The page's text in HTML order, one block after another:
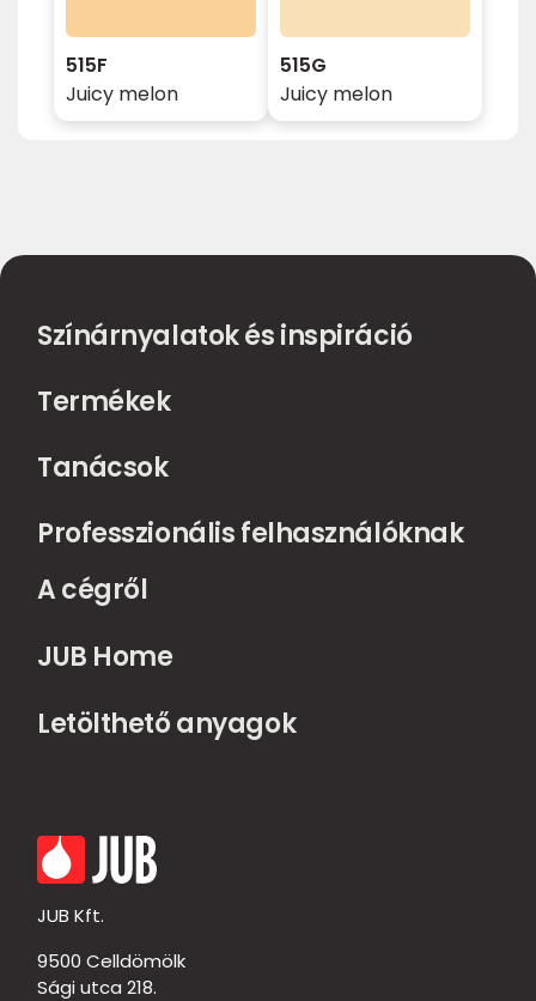
515F
Juicy melon
515G
Juicy melon
Színárnyalatok és inspiráció
Termékek
Tanácsok
Professzionális felhasználóknak
A cégről
JUB Home
Letölthető anyagok
JUB Kft.
9500 Celldömölk
Sági utca 218.